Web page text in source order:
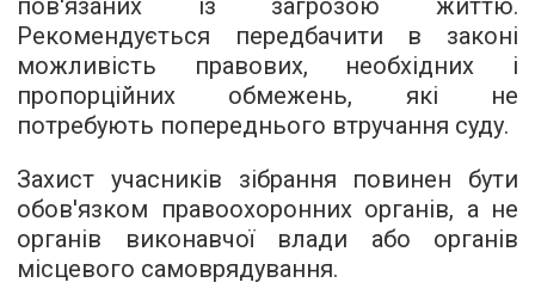
пов'язаних із загрозою життю.
Рекомендується передбачити в законі
можливість правових, необхідних і
пропорційних обмежень, які не
потребують попереднього втручання суду.
Захист учасників зібрання повинен бути
обов'язком правоохоронних органів, а не
органів виконавчої влади або органів
місцевого самоврядування.